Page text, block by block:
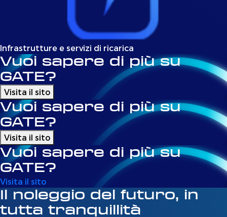
Infrastrutture e servizi di ricarica
Vuoi sapere di più su
GATE?
Visita il sito
Vuoi sapere di più su
GATE?
Visita il sito
Vuoi sapere di più su
GATE?
Visita il sito
Il noleggio del futuro, in
tutta tranquillità